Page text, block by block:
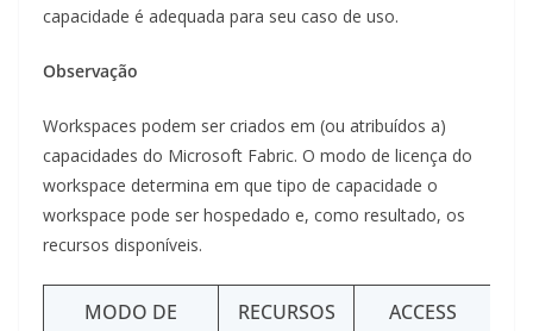
capacidade é adequada para seu caso de uso.
Observação
Workspaces podem ser criados em (ou atribuídos a)
capacidades do Microsoft Fabric. O modo de licença do
workspace determina em que tipo de capacidade o
workspace pode ser hospedado e, como resultado, os
recursos disponíveis.
MODO DE
RECURSOS
ACCESS